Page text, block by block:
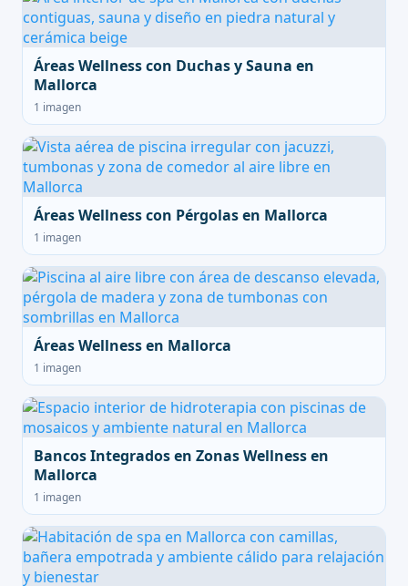
Áreas Wellness con Duchas y Sauna en
Mallorca
1 imagen
Áreas Wellness con Pérgolas en Mallorca
1 imagen
Áreas Wellness en Mallorca
1 imagen
Bancos Integrados en Zonas Wellness en
Mallorca
1 imagen